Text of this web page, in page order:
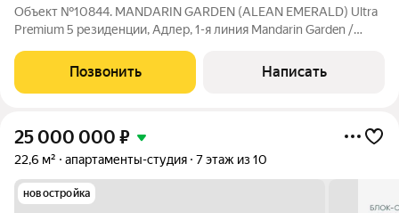
Объект №10844. MANDARIN GARDEN (ALEAN EMERALD) Ultra
Premium 5 резиденции, Адлер, 1-я линия Mandarin Garden /
NOVIKOV Group. Оператор: Alean Collection. Проектное
Позвонить Написать
25 000 000 ₽
22,6 м² апартаменты-студия 7 этаж из 10
новостройка